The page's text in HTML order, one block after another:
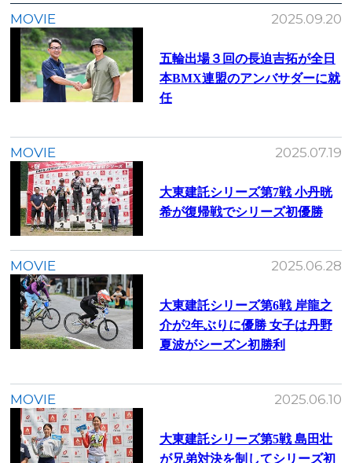
MOVIE 2025.09.20
五輪出場３回の長迫吉拓が全日
本BMX連盟のアンバサダーに就
任
MOVIE 2025.07.19
大東建託シリーズ第7戦 ⼩丹晄
希が復帰戦でシリーズ初優勝
MOVIE 2025.06.28
大東建託シリーズ第6戦 岸龍之
介が2年ぶりに優勝 女子は丹野
夏波がシーズン初勝利
MOVIE 2025.06.10
大東建託シリーズ第5戦 島田壮
が兄弟対決を制してシリーズ初